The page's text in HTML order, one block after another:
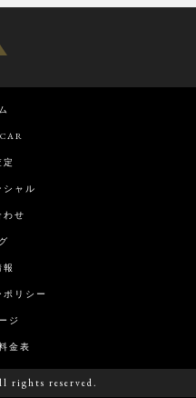
定
シャル
わせ
リシー
ジ
金表
rights reserved.